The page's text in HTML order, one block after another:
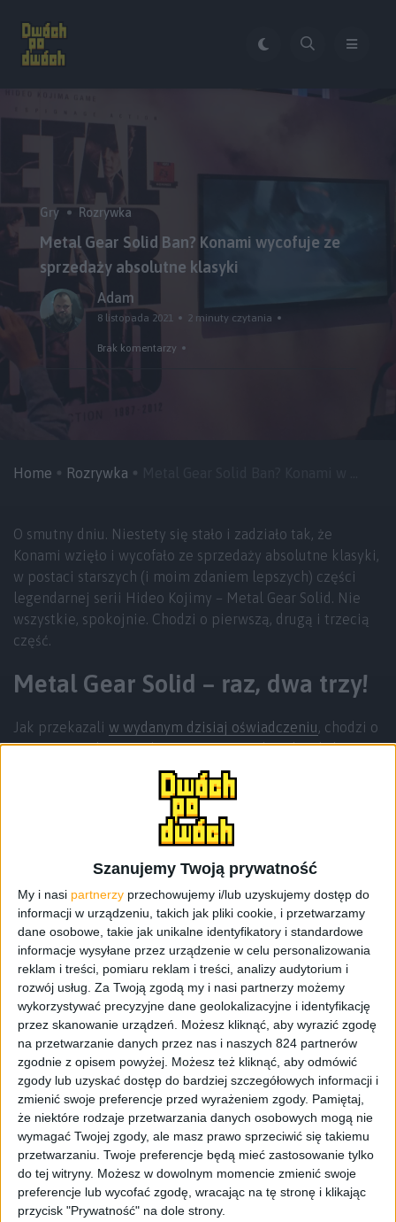
Szanujemy Twoją prywatność
My i nasi partnerzy przechowujemy i/lub uzyskujemy dostęp do
informacji w urządzeniu, takich jak pliki cookie, i przetwarzamy
dane osobowe, takie jak unikalne identyfikatory i standardowe
informacje wysyłane przez urządzenie w celu personalizowania
reklam i treści, pomiaru reklam i treści, analizy audytorium i
rozwój usług. Za Twoją zgodą my i nasi partnerzy możemy
wykorzystywać precyzyjne dane geolokalizacyjne i identyfikację
przez skanowanie urządzeń. Możesz kliknąć, aby wyrazić zgodę
na przetwarzanie danych przez nas i naszych 824 partnerów
zgodnie z opisem powyżej. Możesz też kliknąć, aby odmówić
zgody lub uzyskać dostęp do bardziej szczegółowych informacji i
zmienić swoje preferencje przed wyrażeniem zgody. Pamiętaj,
że niektóre rodzaje przetwarzania danych osobowych mogą nie
wymagać Twojej zgody, ale masz prawo sprzeciwić się takiemu
przetwarzaniu. Twoje preferencje będą mieć zastosowanie tylko
do tej witryny. Możesz w dowolnym momencie zmienić swoje
preferencje lub wycofać zgodę, wracając na tę stronę i klikając
przycisk "Prywatność" na dole strony.
Gry Rozrywka
Metal Gear Solid Ban? Konami wycofuje ze
sprzedaży absolutne klasyki
Adam
8 listopada 2021 2 minuty czytania
Brak komentarzy
Home Rozrywka
O smutny dniu. Niestety się stało i zadziało tak, że
Konami wzięło i wycofało ze sprzedaży absolutne klasyki,
w postaci starszych (i moim zdaniem lepszych) części
legendarnej serii Hideo Kojimy – Metal Gear Solid. Nie
wszystkie, spokojnie. Chodzi o pierwszą, drugą i trzecią
część.
Metal Gear Solid – raz, dwa trzy!
Jak przekazali w wydanym dzisiaj oświadczeniu, chodzi o
wygaśnięcie licencji do materiałów archiwalnych, które
zostały w grach wykorzystane. W związku z tym, że
chodzi o tytuły z 1998, 2001 i 2004 roku, prędzej czy
później należało się spodziewać, że wygasną prawa do
tego czy owego, ale jak Konami zapewnia, pracują nad
powodzeniem, bo choć tytuły nie są pierwszej młodości,
to bez wątpienia są absolutnymi klasykami, które każdy
szanujący się gracz powinien mieć w swojej bibliotece.
Cofnięcie sprzedaży z platform
cyfrowych zaczyna się8
listopadai potrwa, aż się
skończy.
Tytuły, które zostały dotknięte licencyjnym pomorem